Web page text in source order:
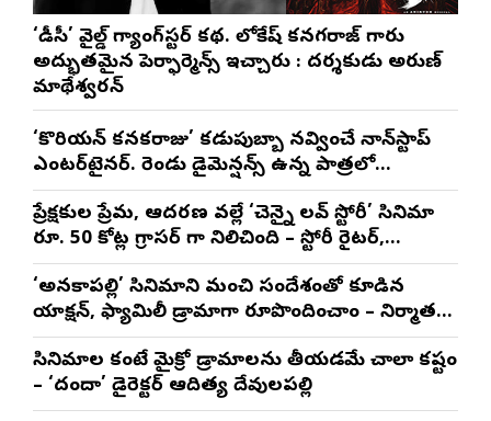
‘డీసీ’ వైల్డ్ గ్యాంగ్‌స్టర్ కథ. లోకేష్ కనగరాజ్ గారు
అద్భుతమైన పెర్ఫార్మెన్స్ ఇచ్చారు : దర్శకుడు అరుణ్
మాథేశ్వరన్
‘కొరియన్ కనకరాజు’ కడుపుబ్బా నవ్వించే నాన్‌స్టాప్
ఎంటర్‌టైనర్. రెండు డైమెన్షన్స్ ఉన్న పాత్రలో
నటించడం చాలా సంతృప్తినిచ్చింది : వరుణ్ తేజ్
ప్రేక్షకుల ప్రేమ, ఆదరణ వల్లే ‘చెన్నై లవ్ స్టోరీ’ సినిమా
రూ. 50 కోట్ల గ్రాసర్ గా నిలిచింది – స్టోరీ రైటర్,
ప్రొడ్యూసర్ సాయి రాజేష్
‘అనకాపల్లి’ సినిమాని మంచి సందేశంతో కూడిన
యాక్షన్, ఫ్యామిలీ డ్రామాగా రూపొందించాం – నిర్మాతలు
త్రినాథరావు నక్కిన, కాండ్రేగుల నాయుడు
సినిమాల కంటే మైక్రో డ్రామాలను తీయడమే చాలా కష్టం
– ‘దందా’ డైరెక్ట‌ర్ ఆదిత్య దేవులపల్లి